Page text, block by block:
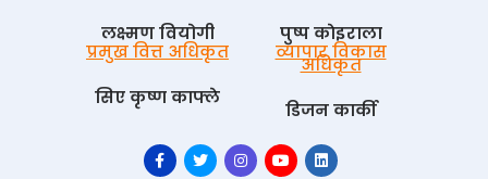
लक्ष्मण वियोगी
पुष्प काेइराला
प्रमुख वित्त अधिकृत
सिए कृष्ण काफ्ले
व्यापार विकास
अधिकृत
डिजन कार्की